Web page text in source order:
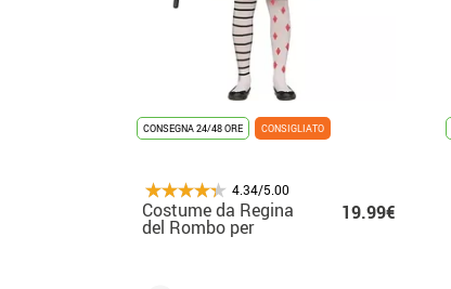
CONSEGNA 24/48 ORE CONSIGLIATO
4.34/5.00
Costume da Regina
del Rombo per
19.99€